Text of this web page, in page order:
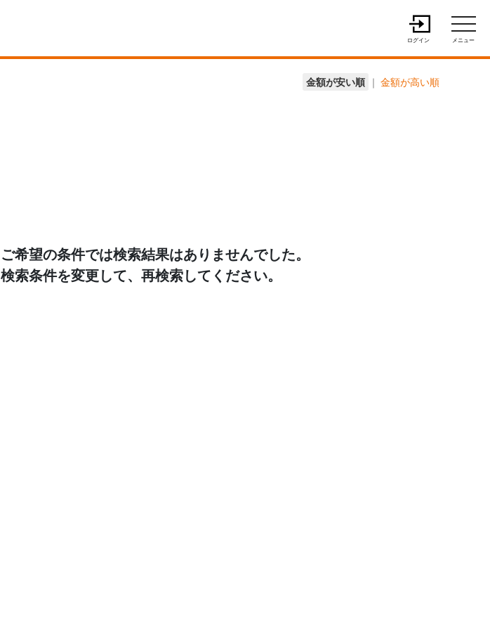
ログイン メニュー
金額が安い順 ｜ 金額が高い順
ご希望の条件では検索結果はありませんでした。
検索条件を変更して、再検索してください。